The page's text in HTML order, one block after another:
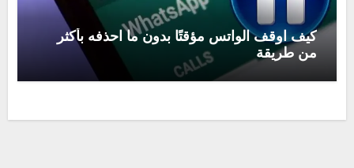
كيف اوقف الواتس مؤقتًا بدون ما احذفه بأكثر
من طريقة